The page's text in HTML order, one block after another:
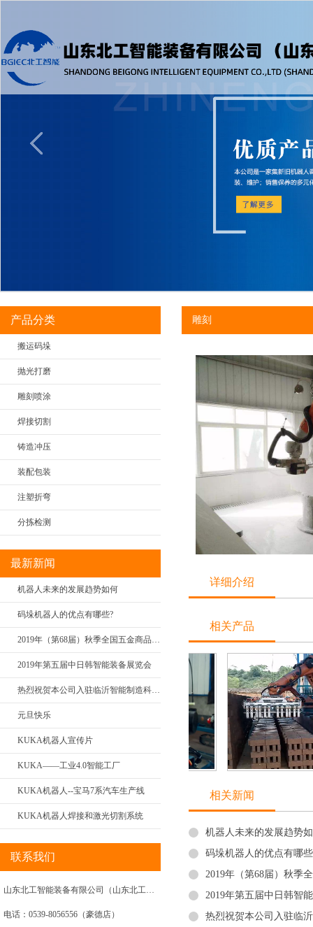
产品分类
搬运码垛
抛光打磨
雕刻喷涂
焊接切割
铸造冲压
装配包装
注塑折弯
分拣检测
最新新闻
机器人未来的发展趋势如何
码垛机器人的优点有哪些?
2019年第五届中日韩智能装备展览会
元旦快乐
KUKA机器人宣传片
KUKA——工业4.0智能工厂
KUKA机器人--宝马7系汽车生产线
KUKA机器人焊接和激光切割系统
联系我们
电话：0539-8056556（豪德店）
雕刻
详细介绍
相关产品
料 库卡机器人焊接
相关新闻
机器人未来的发展趋势
码垛机器人的优点有哪
2019年（第68届）秋季
2019年第五届中日韩智
热烈祝贺本公司入驻临